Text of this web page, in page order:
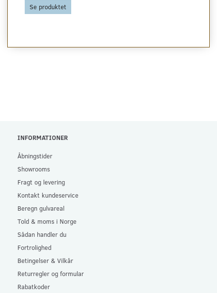
Se produktet
INFORMATIONER
Åbningstider
Showrooms
Fragt og levering
Kontakt kundeservice
Beregn gulvareal
Told & moms i Norge
Sådan handler du
Fortrolighed
Betingelser & Vilkår
Returregler og formular
Rabatkoder